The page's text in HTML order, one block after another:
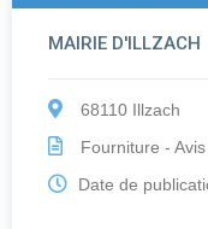
MAIRIE D'ILLZACH
68110 Illzach
Fourniture -
Date de